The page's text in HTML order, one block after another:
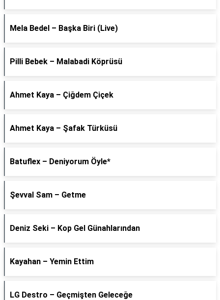
Mela Bedel – Başka Biri (Live)
Pilli Bebek – Malabadi Köprüsü
Ahmet Kaya – Çiğdem Çiçek
Ahmet Kaya – Şafak Türküsü
Batuflex – Deniyorum Öyle*
Şevval Sam – Getme
Deniz Seki – Kop Gel Günahlarından
Kayahan – Yemin Ettim
LG Destro – Geçmişten Geleceğe